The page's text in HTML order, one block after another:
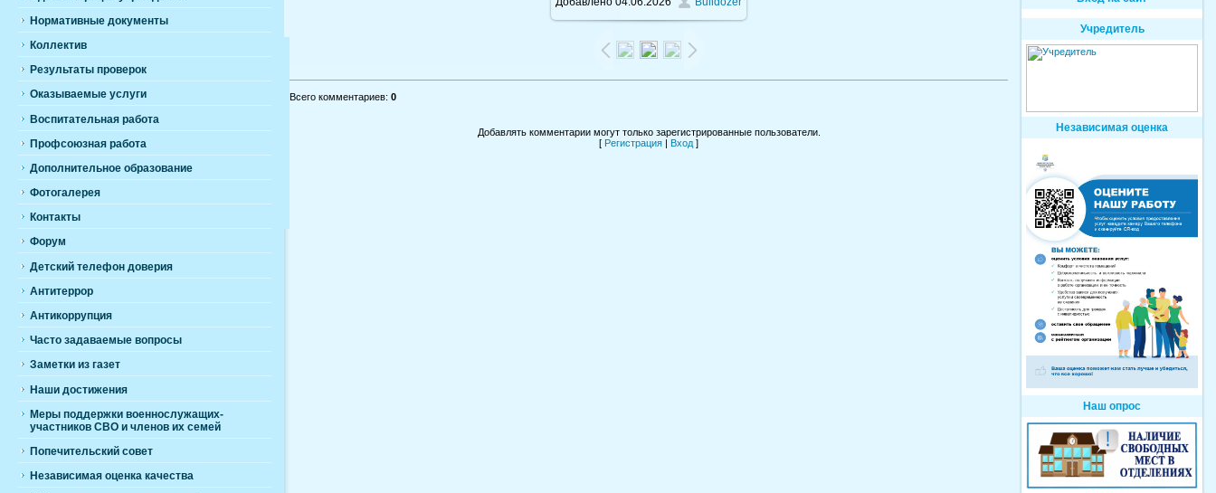
Нормативные документы
Коллектив
Результаты проверок
Оказываемые услуги
Воспитательная работа
Профсоюзная работа
Дополнительное образование
Фотогалерея
Контакты
Форум
Детский телефон доверия
Антитеррор
Антикоррупция
Часто задаваемые вопросы
Заметки из газет
Наши достижения
Меры поддержки военнослужащих-
участников СВО и членов их семей
Попечительский совет
Независимая оценка качества
Всего комментариев: 0
Добавлять комментарии могут только зарегистрированные пользователи.
[ Регистрация | Вход ]
Учредитель
Независимая оценка
Наш опрос